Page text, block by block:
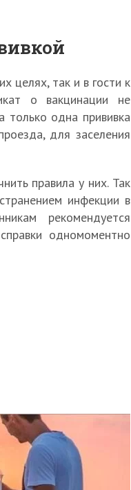
целях, так и в гости к
о вакцинации не
только одна прививка
для заселения
правила у них. Так
инфекции в
рекомендуется
одномоментно